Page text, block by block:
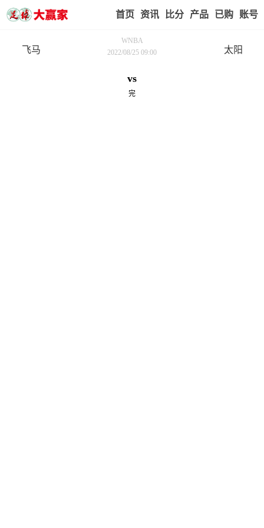
首页 赢家视点赛事比分实战版入口
我的
WNBA
2022/08/25 09:00
vs
完
飞马 太阳